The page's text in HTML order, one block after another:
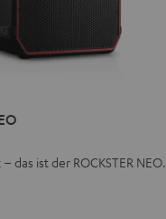
– das ist der ROCKSTER NEO.